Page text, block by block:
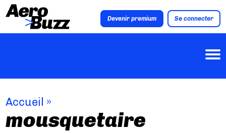
Devenir premium Se connecter
Accueil »
mousquetaire